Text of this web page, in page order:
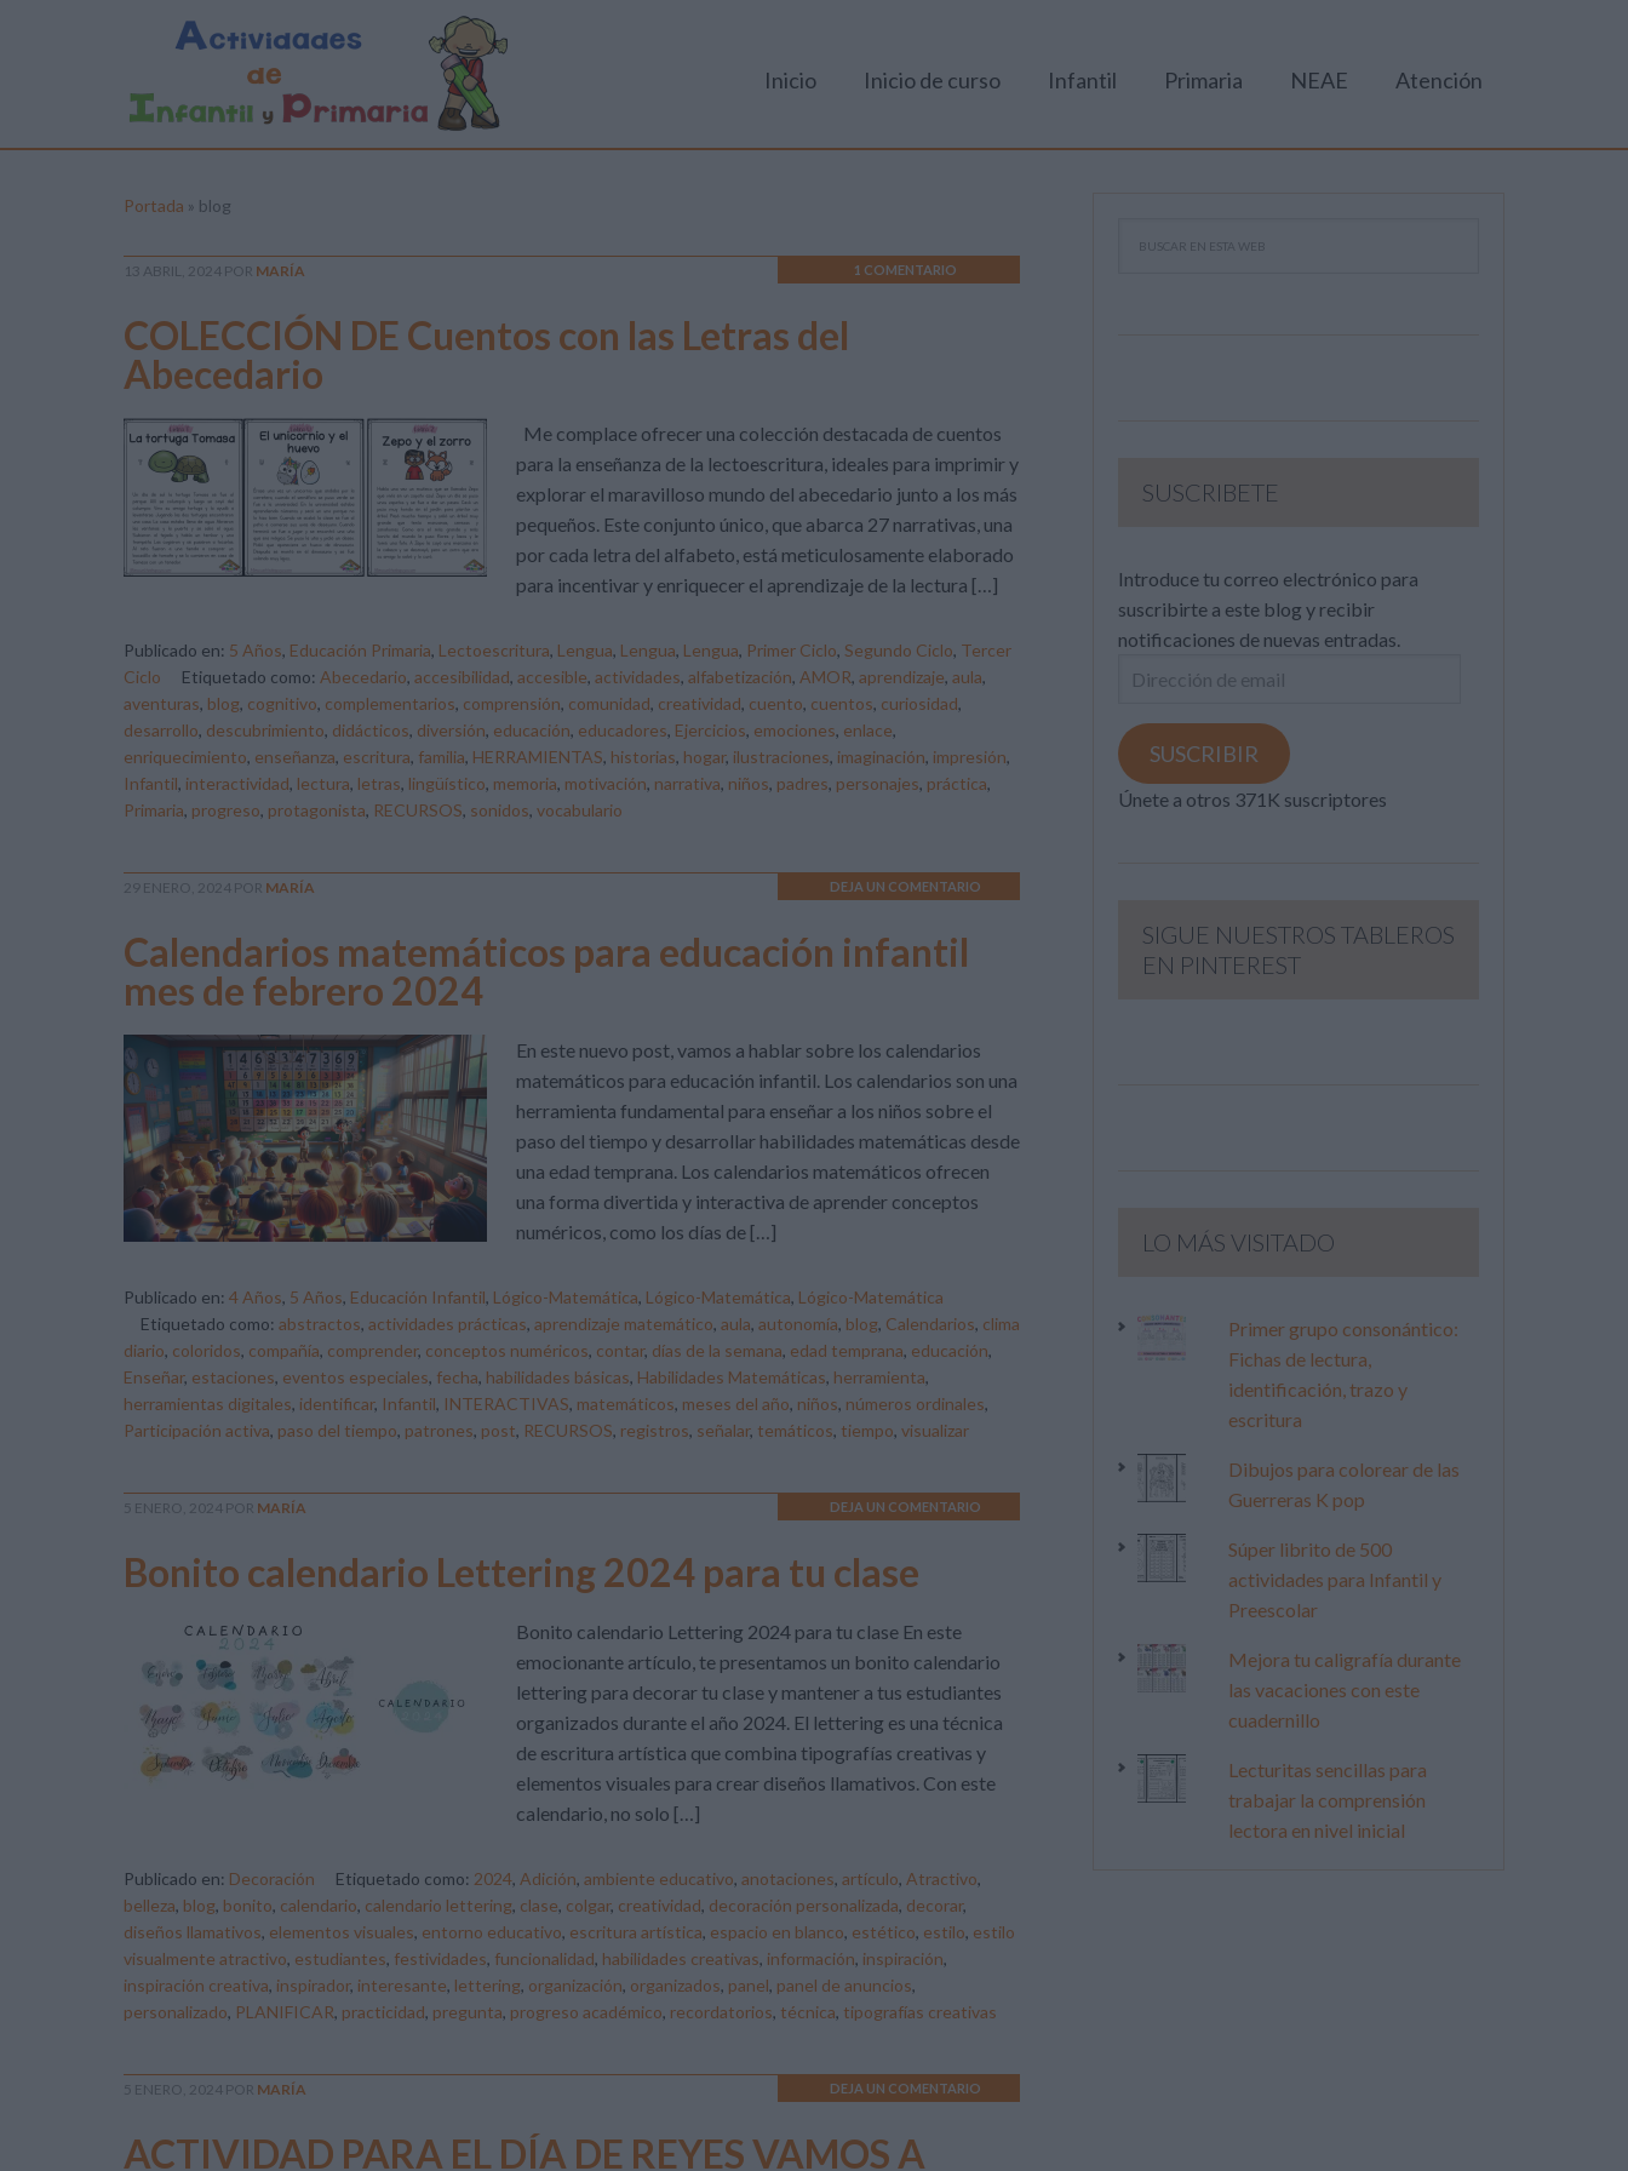
Inicio Inicio de curso Infantil Primaria NEAE Atención
Portada » blog
13 ABRIL, 2024 POR MARÍA 1 COMENTARIO
COLECCIÓN DE Cuentos con las Letras del
Abecedario
Me complace ofrecer una colección destacada de cuentos
para la enseñanza de la lectoescritura, ideales para imprimir y
explorar el maravilloso mundo del abecedario junto a los más
pequeños. Este conjunto único, que abarca 27 narrativas, una
por cada letra del alfabeto, está meticulosamente elaborado
para incentivar y enriquecer el aprendizaje de la lectura […]
Publicado en: 5 Años, Educación Primaria, Lectoescritura, Lengua, Lengua, Lengua, Primer Ciclo, Segundo Ciclo, Tercer
Ciclo
Etiquetado como: Abecedario, accesibilidad, accesible, actividades, alfabetización, AMOR, aprendizaje, aula,
aventuras, blog, cognitivo, complementarios, comprensión, comunidad, creatividad, cuento, cuentos, curiosidad,
desarrollo, descubrimiento, didácticos, diversión, educación, educadores, Ejercicios, emociones, enlace,
enriquecimiento, enseñanza, escritura, familia, HERRAMIENTAS, historias, hogar, ilustraciones, imaginación, impresión,
Infantil, interactividad, lectura, letras, lingüístico, memoria, motivación, narrativa, niños, padres, personajes, práctica,
Primaria, progreso, protagonista, RECURSOS, sonidos, vocabulario
29 ENERO, 2024 POR MARÍA DEJA UN COMENTARIO
Calendarios matemáticos para educación infantil
mes de febrero 2024
En este nuevo post, vamos a hablar sobre los calendarios
matemáticos para educación infantil. Los calendarios son una
herramienta fundamental para enseñar a los niños sobre el
paso del tiempo y desarrollar habilidades matemáticas desde
una edad temprana. Los calendarios matemáticos ofrecen
una forma divertida y interactiva de aprender conceptos
numéricos, como los días de […]
Publicado en: 4 Años, 5 Años, Educación Infantil, Lógico-Matemática, Lógico-Matemática, Lógico-Matemática
Etiquetado como: abstractos, actividades prácticas, aprendizaje matemático, aula, autonomía, blog, Calendarios, clima
diario, coloridos, compañía, comprender, conceptos numéricos, contar, días de la semana, edad temprana, educación,
Enseñar, estaciones, eventos especiales, fecha, habilidades básicas, Habilidades Matemáticas, herramienta,
herramientas digitales, identificar, Infantil, INTERACTIVAS, matemáticos, meses del año, niños, números ordinales,
Participación activa, paso del tiempo, patrones, post, RECURSOS, registros, señalar, temáticos, tiempo, visualizar
5 ENERO, 2024 POR MARÍA DEJA UN COMENTARIO
Bonito calendario Lettering 2024 para tu clase
Bonito calendario Lettering 2024 para tu clase En este
emocionante artículo, te presentamos un bonito calendario
lettering para decorar tu clase y mantener a tus estudiantes
organizados durante el año 2024. El lettering es una técnica
de escritura artística que combina tipografías creativas y
elementos visuales para crear diseños llamativos. Con este
calendario, no solo […]
Publicado en: Decoración Etiquetado como: 2024, Adición, ambiente educativo, anotaciones, artículo, Atractivo,
belleza, blog, bonito, calendario, calendario lettering, clase, colgar, creatividad, decoración personalizada, decorar,
diseños llamativos, elementos visuales, entorno educativo, escritura artística, espacio en blanco, estético, estilo, estilo
visualmente atractivo, estudiantes, festividades, funcionalidad, habilidades creativas, información, inspiración,
inspiración creativa, inspirador, interesante, lettering, organización, organizados, panel, panel de anuncios,
personalizado, PLANIFICAR, practicidad, pregunta, progreso académico, recordatorios, técnica, tipografías creativas
5 ENERO, 2024 POR MARÍA DEJA UN COMENTARIO
ACTIVIDAD PARA EL DÍA DE REYES VAMOS A
SUSCRIBETE
Introduce tu correo electrónico para
suscribirte a este blog y recibir
notificaciones de nuevas entradas.
Dirección
email
SUSCRIBIR
Únete a otros 371K suscriptores
SIGUE NUESTROS TABLEROS
EN PINTEREST
LO MÁS VISITADO
Primer grupo consonántico:
Fichas de lectura,
identificación, trazo y
escritura
Dibujos para colorear de las
Guerreras K pop
Súper librito de 500
actividades para Infantil y
Preescolar
Mejora tu caligrafía durante
las vacaciones con este
cuadernillo
Lecturitas sencillas para
trabajar la comprensión
lectora en nivel inicial